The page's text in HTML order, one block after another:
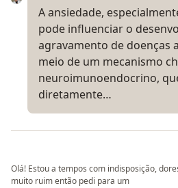
A ansiedade,
pode influenciar o
agravamento de doenças
meio de um mecanismo
neuroimunoendocrino,
diretamente…
Olá! Estou a tempos com indisposição,
muito ruim então pedi para um